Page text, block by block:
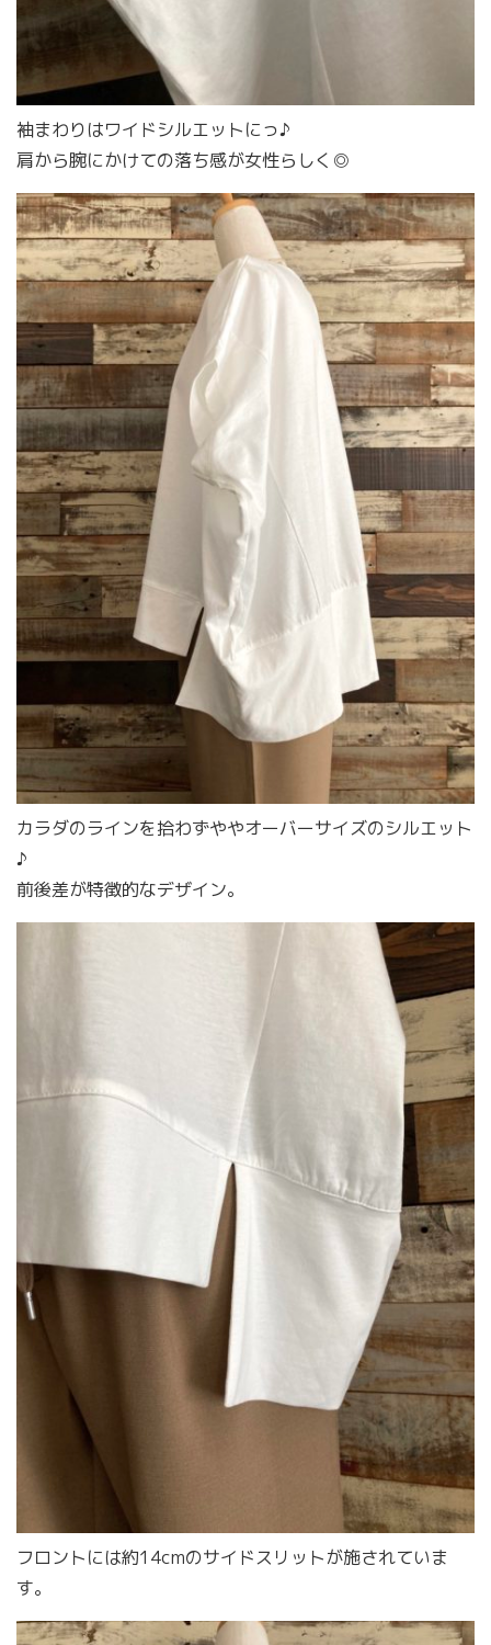
袖まわりはワイドシルエットにっ♪
肩から腕にかけての落ち感が女性らしく◎
カラダのラインを拾わずややオーバーサイズのシルエット
♪
前後差が特徴的なデザイン。
フロントには約14cmのサイドスリットが施されていま
す。